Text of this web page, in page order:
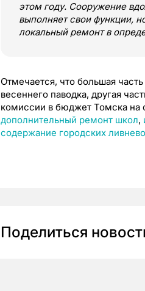
этом году. Сооружение
выполняет свои функции,
локальный ремонт в
Отмечается, что большая
весеннего паводка, другая
комиссии в бюджет Томска
дополнительный ремонт школ,
содержание городских
Поделиться